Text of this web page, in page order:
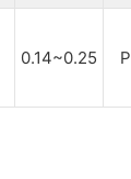
0.14~0.25